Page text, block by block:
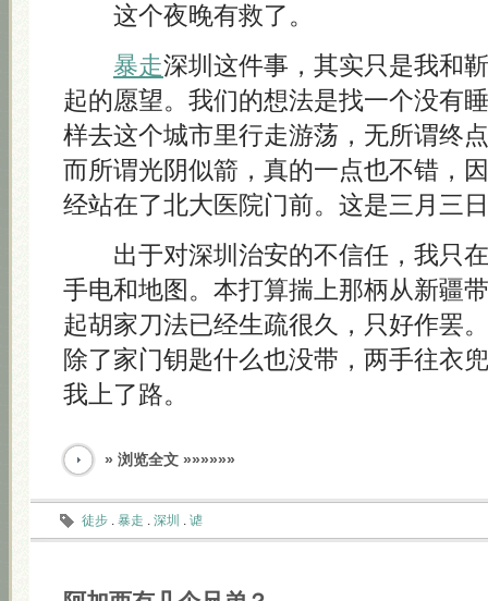
这个夜晚有救了。
暴走深圳这件事，其实只是我和
起的愿望。我们的想法是找一个没有
样去这个城市里行走游荡，无所谓终
而所谓光阴似箭，真的一点也不错，
经站在了北大医院门前。这是三月三
出于对深圳治安的不信任，我只在
手电和地图。本打算揣上那柄从新疆
起胡家刀法已经生疏很久，只好作罢
除了家门钥匙什么也没带，两手往衣
我上了路。
» 浏览全文 »»»»»»
徒步 . 暴走 . 深圳 . 谑